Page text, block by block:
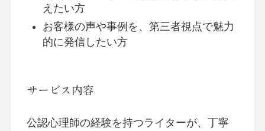
えたい方
お客様の声や事例を、第三者視点で魅力
的に発信したい方
サービス内容
公認心理師の経験を持つライターが、丁寧